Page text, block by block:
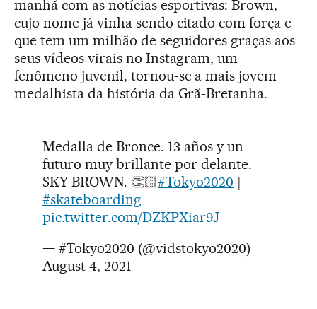
manhã com as notícias esportivas: Brown,
cujo nome já vinha sendo citado com força e
que tem um milhão de seguidores graças aos
seus vídeos virais no Instagram, um
fenômeno juvenil, tornou-se a mais jovem
medalhista da história da Grã-Bretanha.
Medalla de Bronce. 13 años y un
futuro muy brillante por delante.
SKY BROWN. 👏🏻#Tokyo2020 |
#skateboarding
pic.twitter.com/DZKPXiar9J
— #Tokyo2020 (@vidstokyo2020)
August 4, 2021